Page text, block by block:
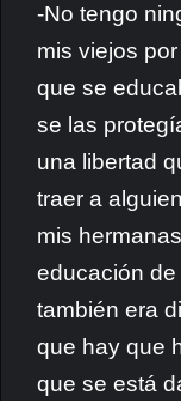
-No tengo
mis viejos
que se
se las
una libertad
traer a
mis
educación
también era
que hay que
que se está